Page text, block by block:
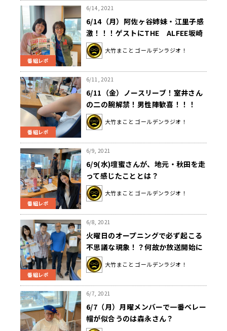
番組レポ
6/14, 2021
6/14（月）阿佐ヶ谷姉妹・江里子感
激！！！ゲストにTHE ALFEE坂崎
幸之助さん登場！
大竹まこと ゴールデンラジオ！
番組レポ
6/11, 2021
6/11（金）ノースリーブ！室井さん
の二の腕解禁！男性陣歓喜！！！
大竹まこと ゴールデンラジオ！
番組レポ
6/9, 2021
6/9(水)壇蜜さんが、地元・秋田を走
って感じたこととは？
大竹まこと ゴールデンラジオ！
番組レポ
6/8, 2021
火曜日のオープニングで必ず起こる
不思議な現象！？何故か放送開始に
合わせて空気清浄機がフル稼働！？
大竹まこと ゴールデンラジオ！
6/7, 2021
6/7（月）月曜メンバーで一番ベレー
帽が似合うのは森永さん？